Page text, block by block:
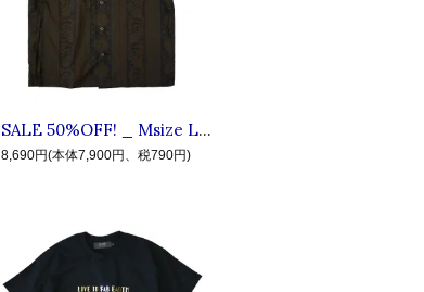
SALE 50%OFF! _ Msize L.I.F.E #8 40L ◆ LIVE IN FAB EARTH リブインファブアース : 半袖エスニック総柄シャツ Black
8,690円(本体7,900円、税790円)